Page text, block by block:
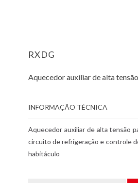
RXDG
Aquecedor auxiliar de alta tensão
INFORMAÇÃO TÉCNICA
Aquecedor auxiliar de alta tensão
circuito de refrigeração e controle
habitáculo